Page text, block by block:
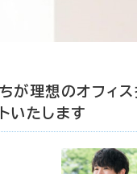
が理想のオフィ
いたします